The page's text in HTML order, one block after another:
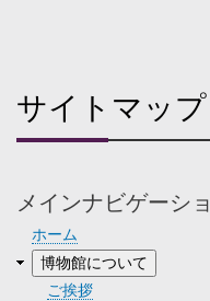
サイトマップ
メインナビゲーシ
ホーム
博物館について
ご挨拶